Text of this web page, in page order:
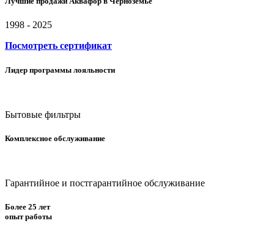
1998 - 2025
Посмотреть сертификат
Лидер программы лояльности
Бытовые фильтры
Комплексное обслуживание
Гарантийное и постгарантийное обслуживание
Более 25 лет
опыт работы